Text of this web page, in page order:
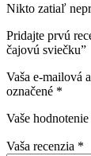
Nikto zatiaľ
Pridajte prvú
čajovú sviečku”
Vaša e-mailová
označené *
Vaše hodnotenie
Vaša recenzia *